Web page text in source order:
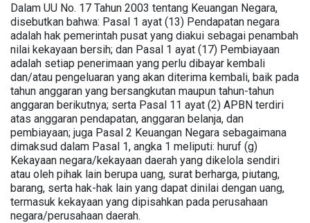
Dalam UU No. 17 Tahun 2003 tentang Keuangan Negara,
disebutkan bahwa: Pasal 1 ayat (13) Pendapatan negara
adalah hak pemerintah pusat yang diakui sebagai penambah
nilai kekayaan bersih; dan Pasal 1 ayat (17) Pembiayaan
adalah setiap penerimaan yang perlu dibayar kembali
dan/atau pengeluaran yang akan diterima kembali, baik pada
tahun anggaran yang bersangkutan maupun tahun-tahun
anggaran berikutnya; serta Pasal 11 ayat (2) APBN terdiri
atas anggaran pendapatan, anggaran belanja, dan
pembiayaan; juga Pasal 2 Keuangan Negara sebagaimana
dimaksud dalam Pasal 1, angka 1 meliputi: huruf (g)
Kekayaan negara/kekayaan daerah yang dikelola sendiri
atau oleh pihak lain berupa uang, surat berharga, piutang,
barang, serta hak-hak lain yang dapat dinilai dengan uang,
termasuk kekayaan yang dipisahkan pada perusahaan
negara/perusahaan daerah.